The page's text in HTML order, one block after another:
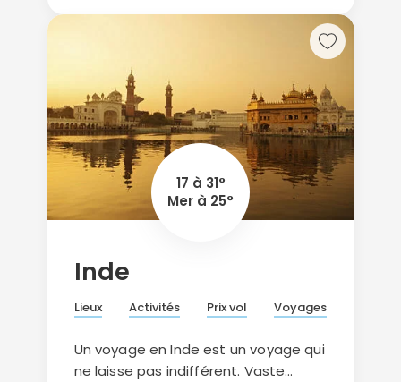
seront au paradis. Une balade dans
la vallée des thermes de Waïmangu
vous permettra d’observer des lacs
en effervescence et des cratères
rutilants. Les habitants vous
réserveront un accueil des plus
chaleureux avec l’envie de vous faire
découvrir leur magnifique pays.
17 à 31°
Mer à 25°
Inde
Lieux Activités Prix vol Voyages
Un voyage en Inde est un voyage qui
ne laisse pas indifférent. Vaste